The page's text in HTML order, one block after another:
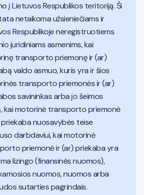
į Lietuvos Respublikos teritoriją. Ši
netaikoma užsieniečiams ir
Respublikoje neregistruotiems
juridiniams asmenims, kai
transporto priemonę ir (ar)
valdo asmuo, kuris yra ir šios
transporto priemonės ir (ar)
savininkas arba jo šeimos
kai motorinė transporto priemonė
nuosavybės teise
darbdaviui, kai motorinė
priemonė ir (ar) priekaba yra
lizingo (finansinės nuomos),
nuomos, nuomos arba
sutarties pagrindais.